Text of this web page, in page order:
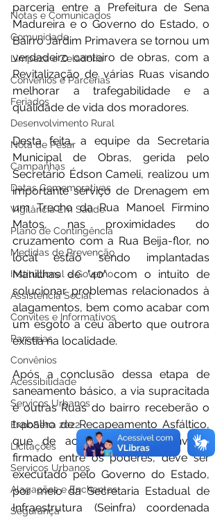
Notas e Comunicados
Comunidade
Limpeza e Zeladoria
Convênios e Parcerias
Feriados
Desenvolvimento Rural
Nota de Pesar
Campanhas
Datas Comemorativas
Vigilância Em Saúde
Plano de Contingência
Medidas de Prevenção
Institucional e Governo
Assistência Social
Convites e Informativos
Parcerias
Convênios
Acessibilidade
Serviços Urbanos
ExpoSena 2022
Licitações
Serviços Urbanos
Alagações e Enchentes
Segurança
parceria entre a Prefeitura de Sena
Madureira e o Governo do Estado, o
Bairro Jardim Primavera se tornou um
verdadeiro canteiro de obras, com a
Revitalização de várias Ruas visando
melhorar a trafegabilidade e a
qualidade de vida dos moradores.
Desta feita, a equipe da Secretaria
Municipal de Obras, gerida pelo
Secretário Édson Cameli, realizou um
importante serviço de Drenagem em
um Trecho da Rua Manoel Firmino
Matos, nas proximidades do
cruzamento com a Rua Beija-flor, no
local estão sendo implantadas
Manillhas de "40" com o intuito de
solucionar problemas relacionados à
alagamentos, bem como acabar com
um esgoto a céu aberto que outrora
existia na localidade.
Após a conclusão dessa etapa de
saneamento básico, a via supracitada
e outras Ruas do bairro receberão o
trabalho de Recapeamento Asfáltico,
que de acordo com o convênio
firmado entre os poderes, deve ser
executado pelo Governo do Estado,
por meio da Secretaria Estadual de
Infraestrutura (Seinfra) coordenada